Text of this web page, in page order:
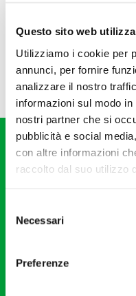
Questo sito web
Utilizziamo i cookie per
annunci, per fornire
analizzare il nostro
informazioni sul modo
nostri partner che si
pubblicità e social
con altre informazioni
raccolto dal suo utilizzo
delNecessari
Preferenze
Fondazione I
Partita Iva 04410060158